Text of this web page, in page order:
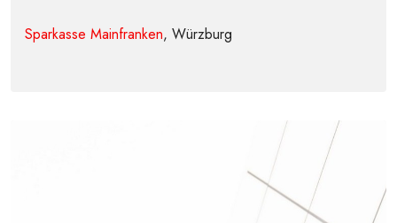
Sparkasse Mainfranken, Würzburg